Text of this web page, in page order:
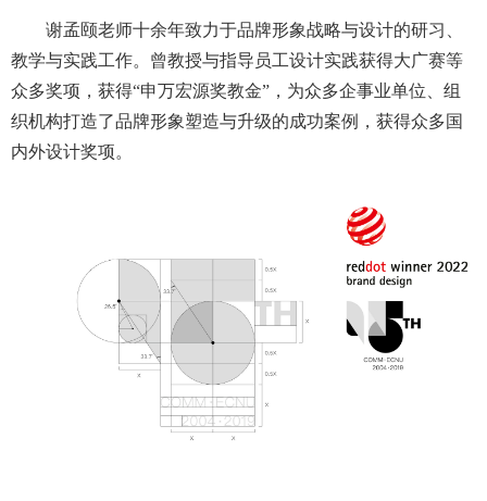
谢孟颐老师十余年致力于品牌形象战略与设计的研习、
教学与实践工作。曾教授与指导员工设计实践获得大广赛等
众多奖项，获得“申万宏源奖教金”，为众多企事业单位、组
织机构打造了品牌形象塑造与升级的成功案例，获得众多国
内外设计奖项。